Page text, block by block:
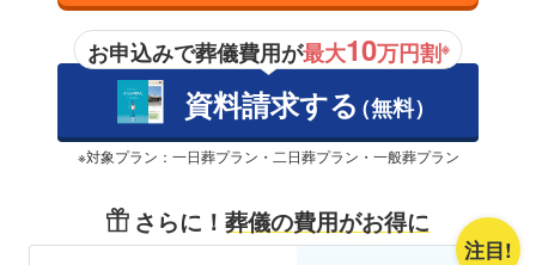
お申込みで葬儀費用が最大10万円割※
資料請求する（無料）
※対象プラン：一日葬プラン・二日葬プラン・一般葬プラン
さらに！葬儀の費用がお得に
注目!